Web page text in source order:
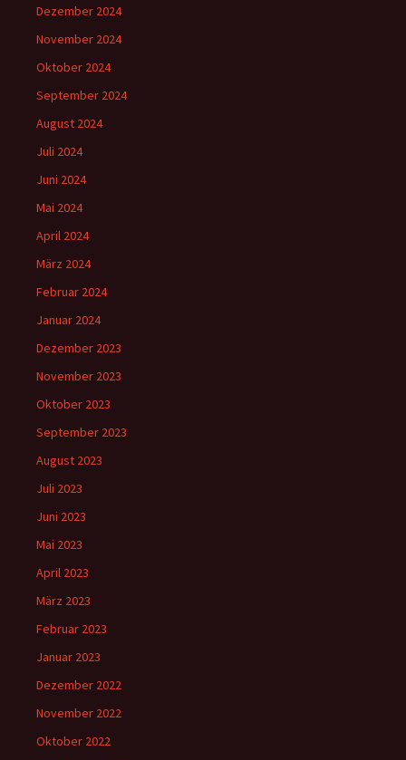
Dezember 2024
November 2024
Oktober 2024
September 2024
August 2024
Juli 2024
Juni 2024
Mai 2024
April 2024
März 2024
Februar 2024
Januar 2024
Dezember 2023
November 2023
Oktober 2023
September 2023
August 2023
Juli 2023
Juni 2023
Mai 2023
April 2023
März 2023
Februar 2023
Januar 2023
Dezember 2022
November 2022
Oktober 2022